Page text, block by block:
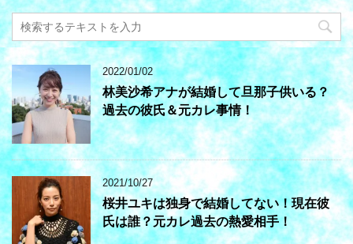
2022/01/02
林美沙希アナが結婚して旦那子供いる？
過去の彼氏＆元カレ事情！
2021/10/27
桜井ユキは独身で結婚してない！現在彼
氏は誰？元カレ過去の熱愛相手！